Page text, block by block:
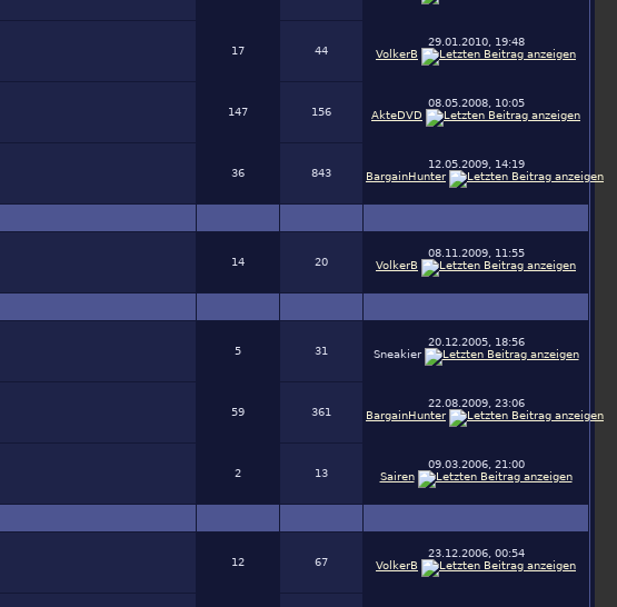
17 44
29.01.2010, 19:48
VolkerB
147 156
08.05.2008, 10:05
AkteDVD
36 843
12.05.2009, 14:19
BargainHunter
14 20
08.11.2009, 11:55
VolkerB
5 31
20.12.2005, 18:56
Sneakier
59 361
22.08.2009, 23:06
BargainHunter
2 13
09.03.2006, 21:00
Sairen
12 67
23.12.2006, 00:54
VolkerB